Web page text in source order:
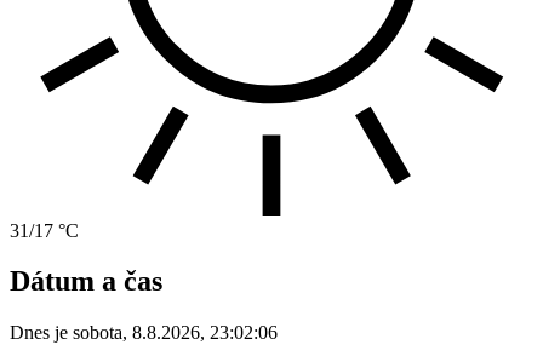
31/17 °C
Dátum a čas
Dnes je sobota, 8.8.2026, 23:02:06